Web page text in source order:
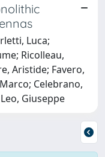
Luca;
Ricolleau,
Aristide; Favero,
Celebrano,
Giuseppe